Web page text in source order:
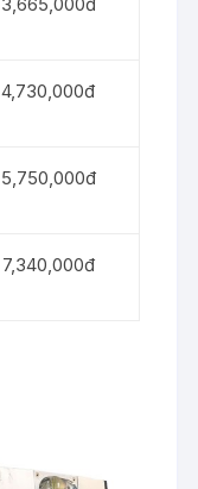
3,665,000đ
4,730,000đ
5,750,000đ
7,340,000đ